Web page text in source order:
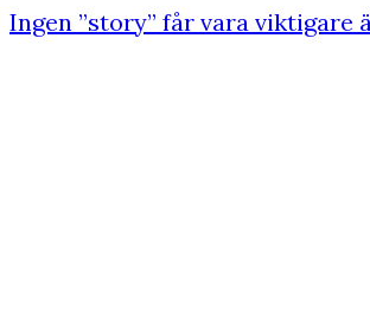
Ingen ”story” får vara viktigare